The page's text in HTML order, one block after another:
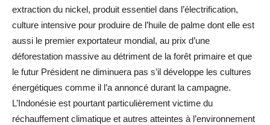
extraction du nickel, produit essentiel dans l’électrification,
culture intensive pour produire de l’huile de palme dont elle est
aussi le premier exportateur mondial, au prix d’une
déforestation massive au détriment de la forêt primaire et que
le futur Président ne diminuera pas s’il développe les cultures
énergétiques comme il l’a annoncé durant la campagne.
L’Indonésie est pourtant particulièrement victime du
réchauffement climatique et autres atteintes à l’environnement